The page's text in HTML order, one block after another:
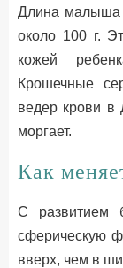
Длина малыша
около 100 г.
кожей
Крошечные
ведер крови в
моргает.
Как
С развитием
сферическую
вверх, чем в